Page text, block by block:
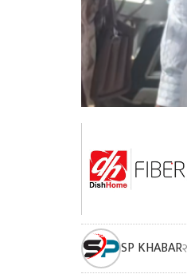
SP KHABAR